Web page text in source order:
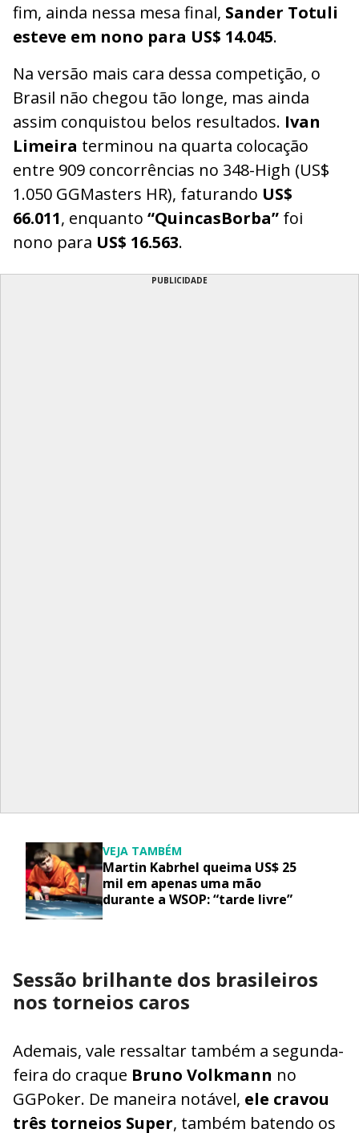
fim, ainda nessa mesa final, Sander Totuli
esteve em nono para US$ 14.045.
Na versão mais cara dessa competição, o
Brasil não chegou tão longe, mas ainda
assim conquistou belos resultados. Ivan
Limeira terminou na quarta colocação
entre 909 concorrências no 348-High (US$
1.050 GGMasters HR), faturando US$
66.011, enquanto “QuincasBorba” foi
nono para US$ 16.563.
PUBLICIDADE
VEJA TAMBÉM
Martin Kabrhel queima US$ 25
mil em apenas uma mão
durante a WSOP: “tarde livre”
Sessão brilhante dos brasileiros
nos torneios caros
Ademais, vale ressaltar também a segunda-
feira do craque Bruno Volkmann no
GGPoker. De maneira notável, ele cravou
três torneios Super, também batendo os